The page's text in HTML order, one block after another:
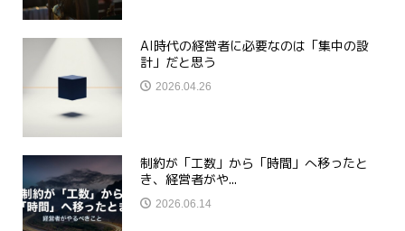
AI時代の経営者に必要なのは「集中の設
計」だと思う
2026.04.26
制約が「工数」から「時間」へ移ったと
き、経営者がや...
2026.06.14